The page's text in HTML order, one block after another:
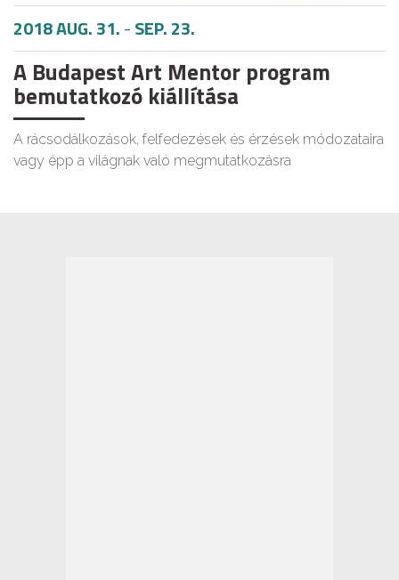
2018 AUG. 31.-SEP. 23.
A Budapest Art Mentor program
bemutatkozó kiállítása
A rácsodálkozások, felfedezések és érzések módozataira
vagy épp a világnak való megmutatkozásra